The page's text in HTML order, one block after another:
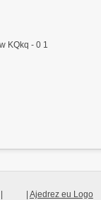
KQkq - 0 1
Ajedrez eu Logo